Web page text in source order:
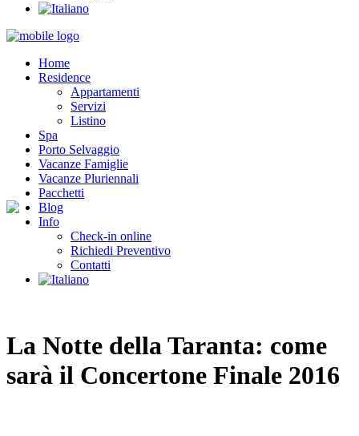
Home
Residence
Appartamenti
Servizi
Listino
Spa
Porto Selvaggio
Vacanze Famiglie
Vacanze Pluriennali
Pacchetti
Blog
Info
Check-in online
Richiedi Preventivo
Contatti
La Notte della Taranta: come
sarà il Concertone Finale 2016